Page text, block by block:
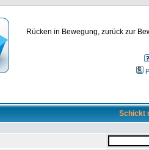
Rücken in Bewegung, zurück zur
Schickt